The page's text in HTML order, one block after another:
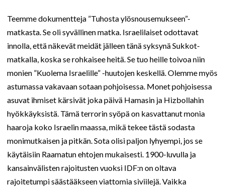
Teemme dokumentteja ”Tuhosta ylösnousemukseen”-
matkasta. Se oli syvällinen matka. Israelilaiset odottavat
innolla, että näkevät meidät jälleen tänä syksynä Sukkot-
matkalla, koska se rohkaisee heitä. Se tuo heille toivoa niin
monien ”Kuolema Israelille” -huutojen keskellä. Olemme myös
astumassa vakavaan sotaan pohjoisessa. Monet pohjoisessa
asuvat ihmiset kärsivät joka päivä Hamasin ja Hizbollahin
hyökkäyksistä. Tämä terrorin syöpä on kasvattanut monia
haaroja koko Israelin maassa, mikä tekee tästä sodasta
monimutkaisen ja pitkän. Sota olisi paljon lyhyempi, jos se
käytäisiin Raamatun ehtojen mukaisesti. 1900-luvulla ja
kansainvälisten rajoitusten vuoksi IDF:n on oltava
rajoitetumpi säästääkseen viattomia siviilejä. Vaikka